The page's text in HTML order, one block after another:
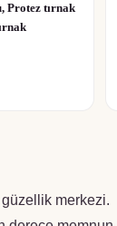
Protez tırnak
merkezi.